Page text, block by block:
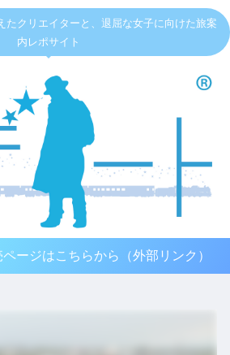
たクリエイターと、退屈な女子に向けた旅案
内レポサイト
ージはこちらから（外部リンク）